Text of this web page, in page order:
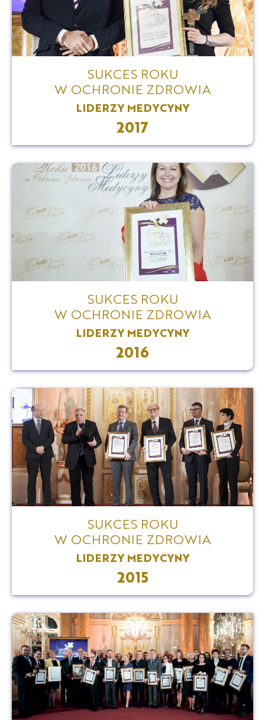
SUKCES ROKU
W OCHRONIE ZDROWIA
LIDERZY MEDYCYNY
2017
SUKCES ROKU
W OCHRONIE ZDROWIA
LIDERZY MEDYCYNY
2016
SUKCES ROKU
W OCHRONIE ZDROWIA
LIDERZY MEDYCYNY
2015